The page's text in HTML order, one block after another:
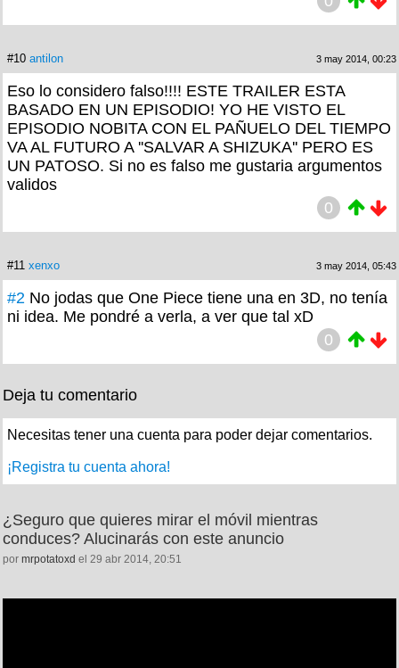
#10 antilon 3 may 2014, 00:23
Eso lo considero falso!!!! ESTE TRAILER ESTA
BASADO EN UN EPISODIO! YO HE VISTO EL
EPISODIO NOBITA CON EL PAÑUELO DEL TIEMPO
VA AL FUTURO A ''SALVAR A SHIZUKA'' PERO ES
UN PATOSO. Si no es falso me gustaria argumentos
validos
0
#11 xenxo 3 may 2014, 05:43
#2 No jodas que One Piece tiene una en 3D, no tenía
ni idea. Me pondré a verla, a ver que tal xD
0
Deja tu comentario
Necesitas tener una cuenta para poder dejar comentarios.
¡Registra tu cuenta ahora!
¿Seguro que quieres mirar el móvil mientras
conduces? Alucinarás con este anuncio
por mrpotatoxd el 29 abr 2014, 20:51